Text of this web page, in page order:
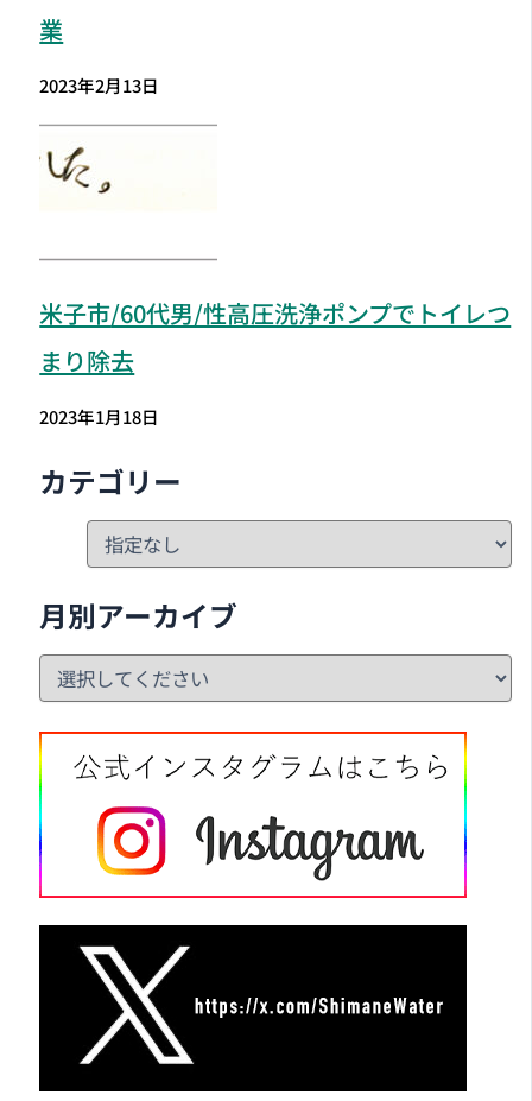
業
2023年2月13日
米子市/60代男/性高圧洗浄ポンプでトイレつ
まり除去
2023年1月18日
カテゴリー
月別アーカイブ